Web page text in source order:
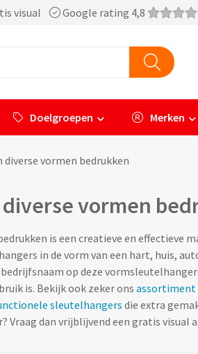
visual Google rating 4,8
Doelgroepen Merken
vormen bedrukken
vormen
is een creatieve en effectieve
in de vorm van een hart, huis,
op deze
is. Bekijk ook zeker ons assortiment
sleutelhangersdie extra
dan vrijblijvend een gratis visual